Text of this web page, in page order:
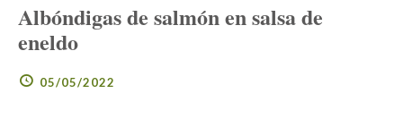
Albóndigas de salmón en salsa de
eneldo
05/05/2022